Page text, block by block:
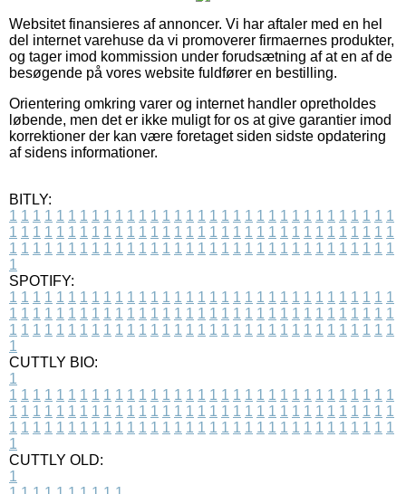
Websitet finansieres af annoncer. Vi har aftaler med en hel
del internet varehuse da vi promoverer firmaernes produkter,
og tager imod kommission under forudsætning af at en af de
besøgende på vores website fuldfører en bestilling.
Orientering omkring varer og internet handler opretholdes
løbende, men det er ikke muligt for os at give garantier imod
korrektioner der kan være foretaget siden sidste opdatering
af sidens informationer.
BITLY:
1 1 1 1 1 1 1 1 1 1 1 1 1 1 1 1 1 1 1 1 1 1 1 1 1 1 1 1 1 1 1 1 1
1 1 1 1 1 1 1 1 1 1 1 1 1 1 1 1 1 1 1 1 1 1 1 1 1 1 1 1 1 1 1 1 1
1 1 1 1 1 1 1 1 1 1 1 1 1 1 1 1 1 1 1 1 1 1 1 1 1 1 1 1 1 1 1 1 1
1
SPOTIFY:
1 1 1 1 1 1 1 1 1 1 1 1 1 1 1 1 1 1 1 1 1 1 1 1 1 1 1 1 1 1 1 1 1
1 1 1 1 1 1 1 1 1 1 1 1 1 1 1 1 1 1 1 1 1 1 1 1 1 1 1 1 1 1 1 1 1
1 1 1 1 1 1 1 1 1 1 1 1 1 1 1 1 1 1 1 1 1 1 1 1 1 1 1 1 1 1 1 1 1
1
CUTTLY BIO:
1
1 1 1 1 1 1 1 1 1 1 1 1 1 1 1 1 1 1 1 1 1 1 1 1 1 1 1 1 1 1 1 1 1
1 1 1 1 1 1 1 1 1 1 1 1 1 1 1 1 1 1 1 1 1 1 1 1 1 1 1 1 1 1 1 1 1
1 1 1 1 1 1 1 1 1 1 1 1 1 1 1 1 1 1 1 1 1 1 1 1 1 1 1 1 1 1 1 1 1
1
CUTTLY OLD:
1